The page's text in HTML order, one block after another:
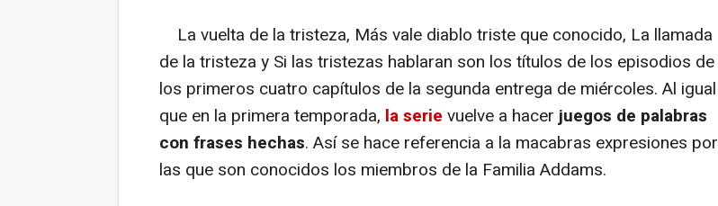
La vuelta de la tristeza, Más vale diablo triste que conocido, La llamada
de la tristeza y Si las tristezas hablaran son los títulos de los episodios de
los primeros cuatro capítulos de la segunda entrega de miércoles. Al igual
que en la primera temporada, la serie vuelve a hacerjuegos de palabras
con frases hechas. Así se hace referencia a la macabras expresiones por
las que son conocidos los miembros de la Familia Addams.